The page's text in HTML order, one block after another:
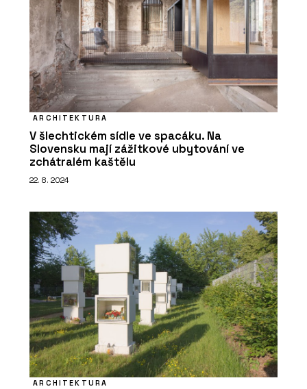
ARCHITEKTURA
V šlechtickém sídle ve spacáku. Na
Slovensku mají zážitkové ubytování ve
zchátralém kaštělu
22. 8. 2024
ARCHITEKTURA